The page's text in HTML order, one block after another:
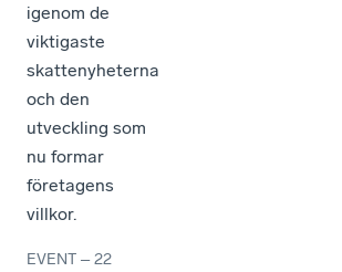
igenom de
viktigaste
skattenyheterna
och den
utveckling som
nu formar
företagens
villkor.
EVENT –22